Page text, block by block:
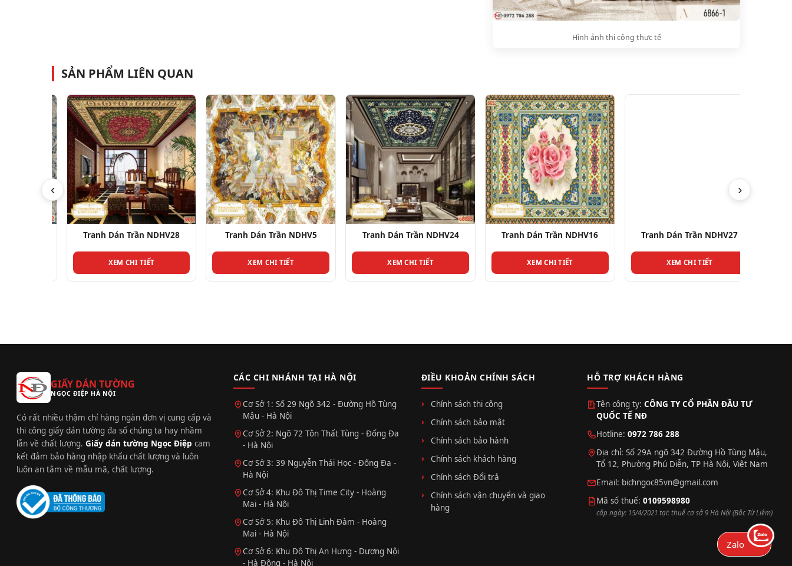
Hình ảnh thi công thực tế
SẢN PHẨM LIÊN QUAN
‹
Tranh Dán Trần NDHV28
XEM CHI TIẾT
Tranh Dán Trần NDHV5
XEM CHI TIẾT
Tranh Dán Trần NDHV24
XEM CHI TIẾT
Tranh Dán Trần NDHV16
XEM CHI TIẾT
Tranh Dán Trần NDHV27
XEM CHI TIẾT
›
GIẤY DÁN TƯỜNG
NGỌC ĐIỆP HÀ NỘI
Có rất nhiều thậm chí hàng ngàn đơn vị cung cấp và
thi công giấy dán tường đa số chúng ta hay nhầm
lẫn về chất lượng. Giấy dán tường Ngọc Điệp cam
kết đảm bảo hàng nhập khẩu chất lượng và luôn
luôn an tâm về mẫu mã, chất lượng.
CÁC CHI NHÁNH TẠI HÀ NỘI
Cơ Sở 1: Số 29 Ngõ 342 - Đường Hồ Tùng
Mậu - Hà Nội
Cơ Sở 2: Ngõ 72 Tôn Thất Tùng - Đống Đa
- Hà Nội
Cơ Sở 3: 39 Nguyễn Thái Học - Đống Đa -
Hà Nội
Cơ Sở 4: Khu Đô Thị Time City - Hoàng
Mai - Hà Nội
Cơ Sở 5: Khu Đô Thị Linh Đàm - Hoàng
Mai - Hà Nội
Cơ Sở 6: Khu Đô Thị An Hưng - Dương Nội
- Hà Đông - Hà Nội
ĐIỀU KHOẢN CHÍNH SÁCH
Chính sách thi công
Chính sách bảo mật
Chính sách bảo hành
Chính sách khách hàng
Chính sách Đổi trả
Chính sách vận chuyển và giao
hàng
HỖ TRỢ KHÁCH HÀNG
Tên công ty:CÔNG TY CỔ PHẦN ĐẦU TƯ
QUỐC TẾ NĐ
Hotline:0972 786 288
Địa chỉ: Số 29A ngõ 342 Đường Hồ Tùng Mậu,
Tổ 12, Phường Phú Diễn, TP Hà Nội, Việt Nam
Email: bichngoc85vn@gmail.com
Mã số thuế:0109598980
cấp ngày: 15/4/2021 tại: thuế cơ sở 9 Hà Nội (Bắc Từ Liêm)
Zalo